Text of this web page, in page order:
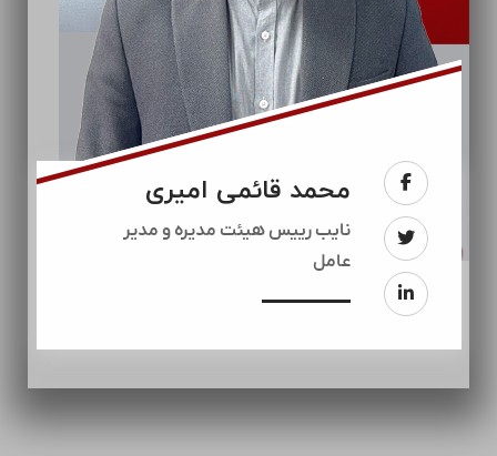
محمد قائمی امیری
نایب رییس هیئت مدیره و مدیر
عامل